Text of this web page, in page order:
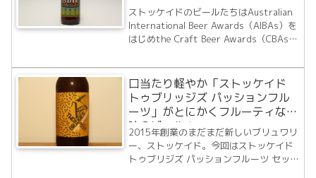
ストッケイドのビールたちはAustralian
International Beer Awards（AIBAs）を
はじめthe Craft Beer Awards（CBAs）
まざまなビールアワードを受賞してい
ま...
口当たり軽やか「ストッケイド
トゥブリッジズ パッションフル
ーツ」がとにかくフルーティな風
味のビール！
2015年創業のまだまだ新しいブリュワリ
ー、ストッケイド。今回はストッケイド
トゥブリジズ パッションフルーツ セッシ